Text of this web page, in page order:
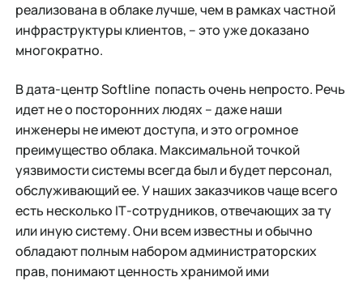
реализована в облаке лучше, чем в рамках частной
инфраструктуры клиентов, – это уже доказано
многократно.
В дата-центр Softline попасть очень непросто. Речь
идет не о посторонних людях – даже наши
инженеры не имеют доступа, и это огромное
преимущество облака. Максимальной точкой
уязвимости системы всегда был и будет персонал,
обслуживающий ее. У наших заказчиков чаще всего
есть несколько IТ-сотрудников, отвечающих за ту
или иную систему. Они всем известны и обычно
обладают полным набором администраторских
прав, понимают ценность хранимой ими